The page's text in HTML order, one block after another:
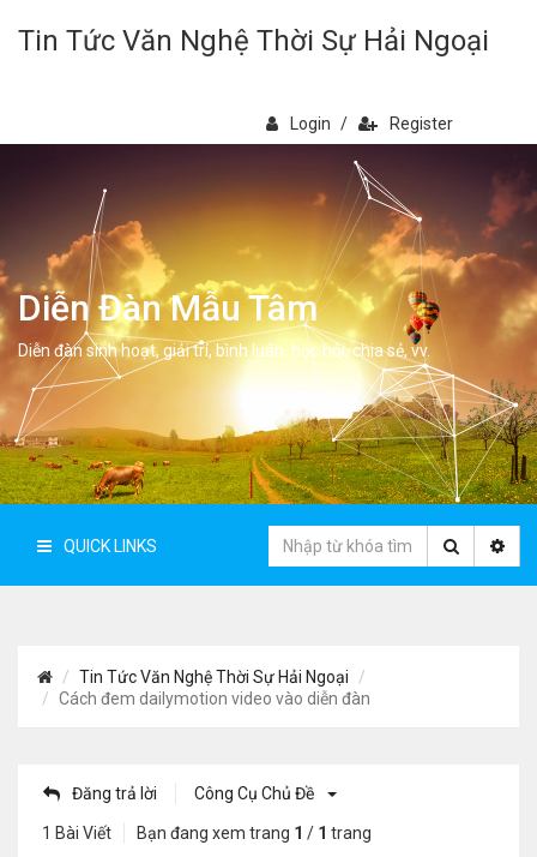
Tin Tức Văn Nghệ Thời Sự Hải Ngoại
Login / Register
Diễn Đàn Mẫu Tâm
Diễn đàn sinh hoạt, giải trí, bình luân, học hỏi, chia sẻ, vv.
QUICK LINKS
Tin Tức Văn Nghệ Thời Sự Hải Ngoại
Cách đem dailymotion video vào diễn đàn
Đăng trả lời Công Cụ Chủ Đề
1 Bài Viết Bạn đang xem trang 1 / 1 trang